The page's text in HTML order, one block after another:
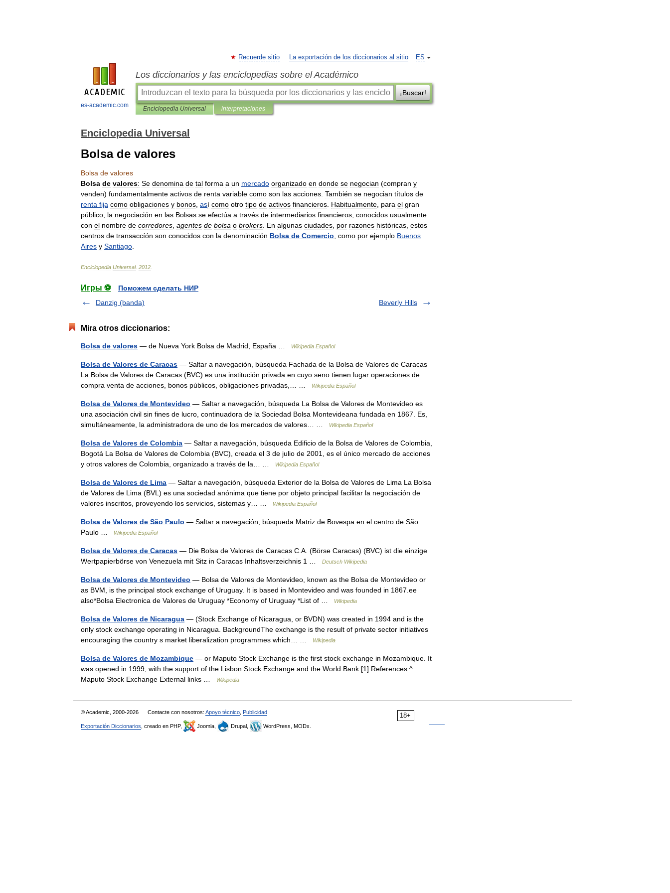
es-academic.com
ES
Recuerde sitio La exportación de los diccionarios al sitio
Los diccionarios y las enciclopedias sobre el Académico
¡Buscar!
Enciclopedia Universal interpretaciones
Enciclopedia Universal
Bolsa de valores
Bolsa de valores
Bolsa de valores: Se denomina de tal forma a un mercado organizado en donde se negocian (compran y
venden) fundamentalmente activos de renta variable como son las acciones También se negocian títulos de
renta fija como obligaciones y bonos así como otro tipo de activos financieros Habitualmente para el gran
público la negociación en las Bolsas se efectúa a través de intermediarios financieros conocidos usualmente
con el nombre de corredores agentes de bolsa o brokers En algunas ciudades por razones históricas estos
centros de transaccíón son conocidos con la denominación Bolsa de Comercio como por ejemplo Buenos
Aires y Santiago
Enciclopedia Universal. 2012
Игры ⚽
Поможем сделать НИР
Danzig (banda)
Beverly Hills
Mira otros diccionarios:
Bolsa de valores — de Nueva York Bolsa de Madrid, España … Wikipedia Español
Bolsa de Valores de Caracas — Saltar a navegación, búsqueda Fachada de la Bolsa de Valores de Caracas
La Bolsa de Valores de Caracas (BVC) es una institución privada en cuyo seno tienen lugar operaciones de
compra venta de acciones, bonos públicos, obligaciones privadas,… …
Wikipedia Español
Bolsa de Valores de Montevideo — Saltar a navegación, búsqueda La Bolsa de Valores de Montevideo es
una asociación civil sin fines de lucro, continuadora de la Sociedad Bolsa Montevideana fundada en 1867. Es,
simultáneamente, la administradora de uno de los mercados de valores… …
Wikipedia Español
Bolsa de Valores de Colombia — Saltar a navegación, búsqueda Edificio de la Bolsa de Valores de Colombia,
Bogotá La Bolsa de Valores de Colombia (BVC), creada el 3 de julio de 2001, es el único mercado de acciones
y otros valores de Colombia, organizado a través de la… …
Wikipedia Español
Bolsa de Valores de Lima — Saltar a navegación, búsqueda Exterior de la Bolsa de Valores de Lima La Bolsa
de Valores de Lima (BVL) es una sociedad anónima que tiene por objeto principal facilitar la negociación de
valores inscritos, proveyendo los servicios, sistemas y… …
Wikipedia Español
Bolsa de Valores de São Paulo — Saltar a navegación, búsqueda Matriz de Bovespa en el centro de São
Paulo …
Wikipedia Español
Bolsa de Valores de Caracas — Die Bolsa de Valores de Caracas C.A. (Börse Caracas) (BVC) ist die einzige
Wertpapierbörse von Venezuela mit Sitz in Caracas Inhaltsverzeichnis 1 …
Deutsch Wikipedia
Bolsa de Valores de Montevideo — Bolsa de Valores de Montevideo, known as the Bolsa de Montevideo or
as BVM, is the principal stock exchange of Uruguay. It is based in Montevideo and was founded in 1867.ee
also*Bolsa Electronica de Valores de Uruguay *Economy of Uruguay *List of …
Wikipedia
Bolsa de Valores de Nicaragua — (Stock Exchange of Nicaragua, or BVDN) was created in 1994 and is the
only stock exchange operating in Nicaragua. BackgroundThe exchange is the result of private sector initiatives
encouraging the country s market liberalization programmes which… …
Wikipedia
Bolsa de Valores de Mozambique — or Maputo Stock Exchange is the first stock exchange in Mozambique. It
was opened in 1999, with the support of the Lisbon Stock Exchange and the World Bank.[1] References ^
Maputo Stock Exchange External links …
Wikipedia
18+
© Academic, 2000-2026 Contacte con nosotros: Apoyo técnico Publicidad
Exportación Diccionarios , creado en PHP, Joomla, Drupal, WordPress, MODx.